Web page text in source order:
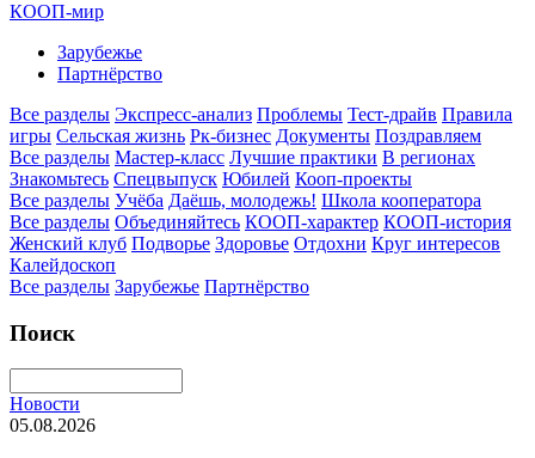
КООП-мир
Зарубежье
Партнёрство
Все разделы Экспресс-анализ Проблемы Тест-драйв Правила
игры Сельская жизнь Рк-бизнес Документы Поздравляем
Все разделы Мастер-класс Лучшие практики В регионах
Знакомьтесь Спецвыпуск Юбилей Кооп-проекты
Все разделы Учёба Даёшь, молодежь! Школа кооператора
Все разделы Объединяйтесь КООП-характер КООП-история
Женский клуб Подворье Здоровье Отдохни Круг интересов
Калейдоскоп
Все разделы Зарубежье Партнёрство
Поиск
Новости
05.08.2026